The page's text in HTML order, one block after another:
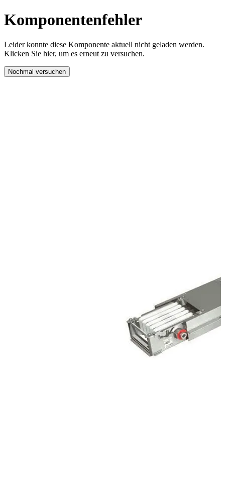
Komponentenfehler
Leider konnte diese Komponente aktuell nicht geladen werden.
Klicken Sie hier, um es erneut zu versuchen.
Nochmal versuchen